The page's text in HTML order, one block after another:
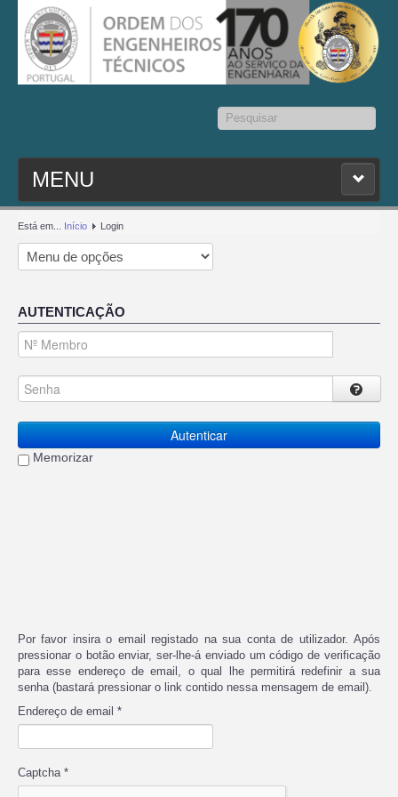
Pesquisar...
MENU
PESQ. MEMBROS
ESTATUTO
CONTACTOS
SEDAP
Está em... Início Login
AUTENTICAÇÃO
Autenticar
Memorizar
Por favor insira o email registado na sua conta de utilizador. Após
pressionar o botão enviar, ser-lhe-á enviado um código de verificação
para esse endereço de email, o qual lhe permitirá redefinir a sua
senha (bastará pressionar o link contido nessa mensagem de email).
Endereço de email *
Captcha *